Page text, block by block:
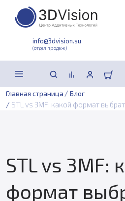
info@3dvision.su
(отдел продаж)
Главная страница / Блог
/ STL vs 3MF: какой формат
STL vs 3MF:
формат